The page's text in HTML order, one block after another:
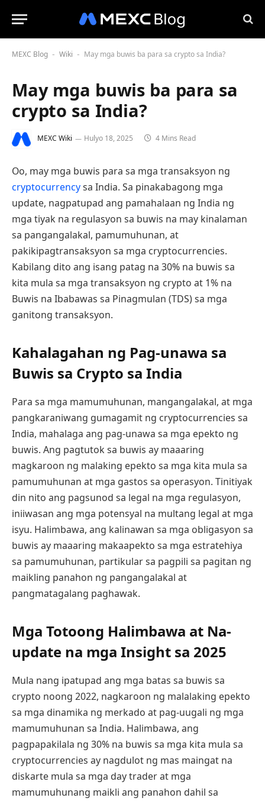
MEXC Blog - Wiki - May mga buwis ba para sa crypto sa India?
May mga buwis ba para sa
crypto sa India?
MEXC Wiki Hulyo 18, 2025 4 Mins Read
Oo, may mga buwis para sa mga transaksyon ng
cryptocurrencysa India. Sa pinakabagong mga
update, nagpatupad ang pamahalaan ng India ng
mga tiyak na regulasyon sa buwis na may kinalaman
sa pangangalakal, pamumuhunan, at
pakikipagtransaksyon sa mga cryptocurrencies.
Kabilang dito ang isang patag na 30% na buwis sa
kita mula sa mga transaksyon ng crypto at 1% na
Buwis na Ibabawas sa Pinagmulan (TDS) sa mga
ganitong transaksyon.
Kahalagahan ng Pag-unawa sa
Buwis sa Crypto sa India
Para sa mga mamumuhunan, mangangalakal, at mga
pangkaraniwang gumagamit ng cryptocurrencies sa
India, mahalaga ang pag-unawa sa mga epekto ng
buwis. Ang pagtutok sa buwis ay maaaring
magkaroon ng malaking epekto sa mga kita mula sa
pamumuhunan at mga gastos sa operasyon. Tinitiyak
din nito ang pagsunod sa legal na mga regulasyon,
iniiwasan ang mga potensyal na multang legal at mga
isyu. Halimbawa, ang kalinawan sa mga obligasyon sa
buwis ay maaaring makaapekto sa mga estratehiya
sa pamumuhunan, partikular sa pagpili sa pagitan ng
maikling panahon ng pangangalakal at
pangmatagalang paghawak.
Mga Totoong Halimbawa at Na-
update na mga Insight sa 2025
Mula nang ipatupad ang mga batas sa buwis sa
crypto noong 2022, nagkaroon ng malalaking epekto
sa mga dinamika ng merkado at pag-uugali ng mga
mamumuhunan sa India. Halimbawa, ang
pagpapakilala ng 30% na buwis sa mga kita mula sa
cryptocurrencies ay nagdulot ng mas maingat na
diskarte mula sa mga day trader at mga
mamumuhunang maikli ang panahon dahil sa